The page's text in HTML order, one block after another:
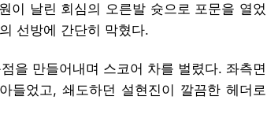
이 날린 회심의 오른발 슛으로 포문을 열었
선방에 간단히 막혔다.
을 만들어내며 스코어 차를 벌렸다. 좌측면
들었고, 쇄도하던 설현진이 깔끔한 헤더로